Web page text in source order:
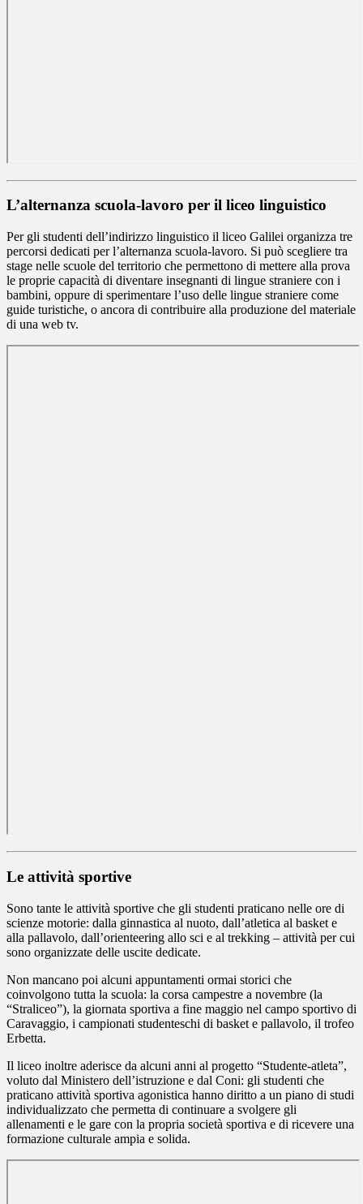
L’alternanza scuola-lavoro per il liceo linguistico
Per gli studenti dell’indirizzo linguistico il liceo Galilei organizza tre
percorsi dedicati per l’alternanza scuola-lavoro. Si può scegliere tra
stage nelle scuole del territorio che permettono di mettere alla prova
le proprie capacità di diventare insegnanti di lingue straniere con i
bambini, oppure di sperimentare l’uso delle lingue straniere come
guide turistiche, o ancora di contribuire alla produzione del materiale
di una web tv.
Le attività sportive
Sono tante le attività sportive che gli studenti praticano nelle ore di
scienze motorie: dalla ginnastica al nuoto, dall’atletica al basket e
alla pallavolo, dall’orienteering allo sci e al trekking – attività per cui
sono organizzate delle uscite dedicate.
Non mancano poi alcuni appuntamenti ormai storici che
coinvolgono tutta la scuola: la corsa campestre a novembre (la
“Straliceo”), la giornata sportiva a fine maggio nel campo sportivo di
Caravaggio, i campionati studenteschi di basket e pallavolo, il trofeo
Erbetta.
Il liceo inoltre aderisce da alcuni anni al progetto “Studente-atleta”,
voluto dal Ministero dell’istruzione e dal Coni: gli studenti che
praticano attività sportiva agonistica hanno diritto a un piano di studi
individualizzato che permetta di continuare a svolgere gli
allenamenti e le gare con la propria società sportiva e di ricevere una
formazione culturale ampia e solida.